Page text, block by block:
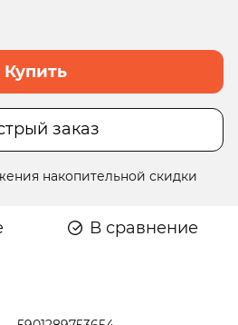
Купить
заказ
накопительной скидки
В сравнение